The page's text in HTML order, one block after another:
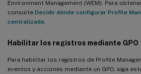
Environment Management (WEM). Para
consulte Decidir dónde configurar Profile
centralizada
Habilitar los registros mediante GPO
Para habilitar los registros de Profile
eventos y acciones mediante un GPO, siga